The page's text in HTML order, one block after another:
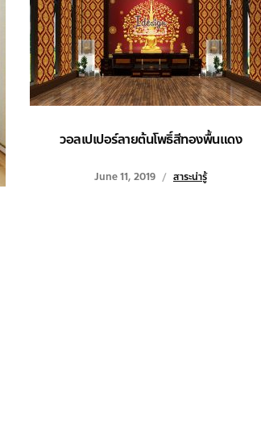
วอลเปเปอร์ลายต้นโพธิ์สีทองพื้นแดง
June 11, 2019 สาระน่ารู้